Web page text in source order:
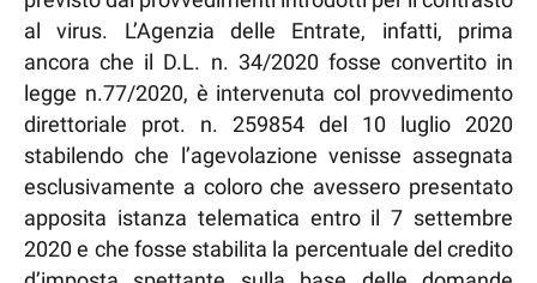
al virus. L’Agenzia delle Entrate, infatti, prima
ancora che il D.L. n. 34/2020 fosse convertito in
legge n.77/2020, è intervenuta col provvedimento
direttoriale prot. n. 259854 del 10 luglio 2020
stabilendo che l’agevolazione venisse assegnata
esclusivamente a coloro che avessero presentato
apposita istanza telematica entro il 7 settembre
2020 e che fosse stabilita la percentuale del credito